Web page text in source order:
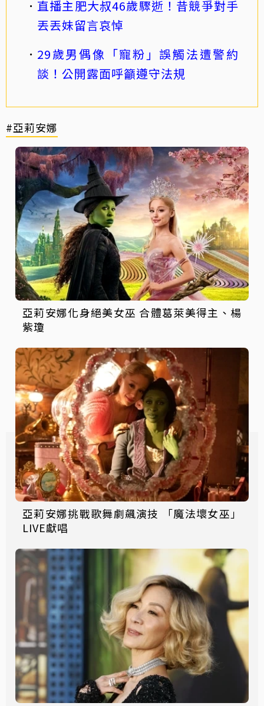
直播主肥大叔46歲驟逝！昔競爭對手
丟丟妹留言哀悼
29歲男偶像「寵粉」誤觸法遭警約
談！公開露面呼籲遵守法規
#亞莉安娜
亞莉安娜化身絕美女巫 合體葛萊美得主、楊
紫瓊
亞莉安娜挑戰歌舞劇飆演技 「魔法壞女巫」
LIVE獻唱